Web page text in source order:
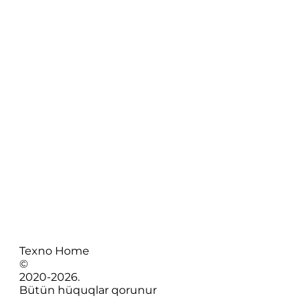
Texno Home
©
2020-2026.
Bütün hüquqlar qorunur